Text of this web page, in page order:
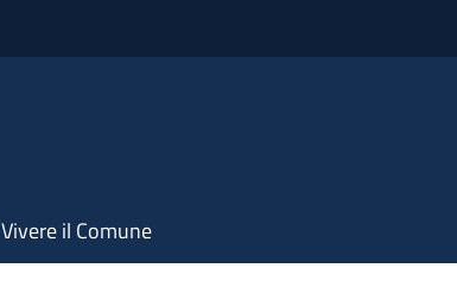
Vivere il Comune